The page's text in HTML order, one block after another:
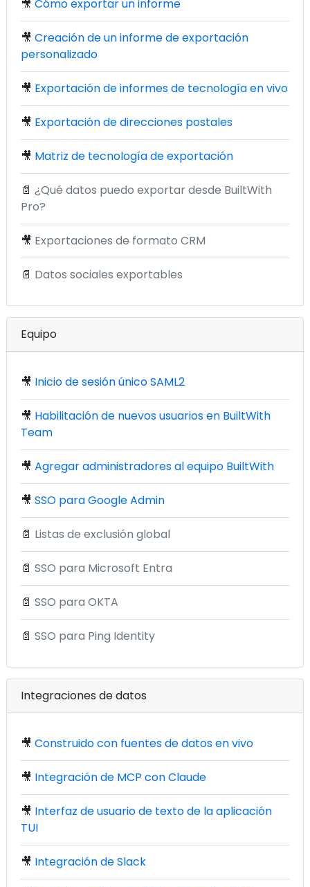
🎥 Cómo exportar un informe
🎥 Creación de un informe de exportación
personalizado
🎥 Exportación de informes de tecnología en vivo
🎥 Exportación de direcciones postales
🎥 Matriz de tecnología de exportación
📄 ¿Qué datos puedo exportar desde BuiltWith
Pro?
🎥 Exportaciones de formato CRM
📄 Datos sociales exportables
Equipo
🎥 Inicio de sesión único SAML2
🎥 Habilitación de nuevos usuarios en BuiltWith
Team
🎥 Agregar administradores al equipo BuiltWith
🎥 SSO para Google Admin
📄 Listas de exclusión global
📄 SSO para Microsoft Entra
📄 SSO para OKTA
📄 SSO para Ping Identity
Integraciones de datos
🎥 Construido con fuentes de datos en vivo
🎥 Integración de MCP con Claude
🎥 Interfaz de usuario de texto de la aplicación
TUI
🎥 Integración de Slack